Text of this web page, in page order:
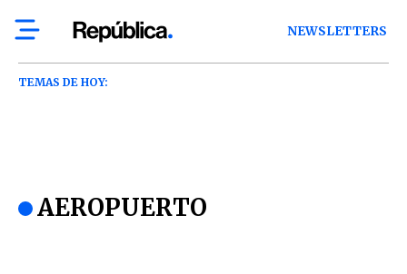
NEWSLETTERS
TEMAS DE HOY:
AEROPUERTO